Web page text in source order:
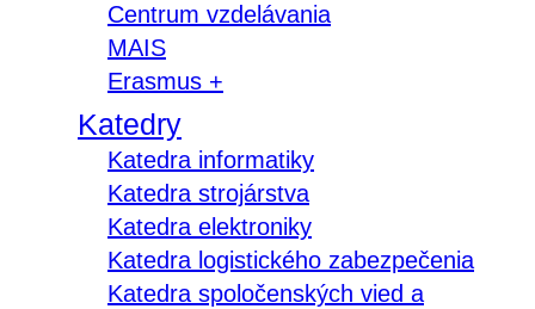
Centrum vzdelávania
MAIS
Erasmus +
Katedry
Katedra informatiky
Katedra strojárstva
Katedra elektroniky
Katedra logistického zabezpečenia
Katedra spoločenských vied a